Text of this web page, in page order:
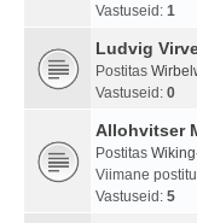
Vastuseid: 1
Ludvig
Postitas
Vastuseid: 0
Allohvitser
Postitas
Viimane
Vastuseid: 5